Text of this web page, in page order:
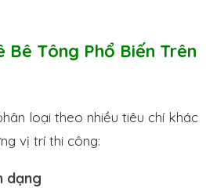
Bê Tông Phổ Biến Trên
loại theo nhiều tiêu chí khác
vị trí thi công:
dạng